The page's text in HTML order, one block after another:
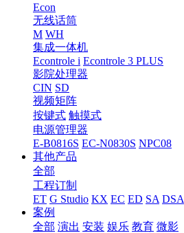
Econ
无线话筒
M WH
集成一体机
Econtrole i Econtrole 3 PLUS
影院处理器
CIN SD
视频矩阵
按键式 触摸式
电源管理器
E-B0816S EC-N0830S NPC08
其他产品
全部
工程订制
ET G Studio KX EC ED SA DSA
案例
全部 演出 安装 娱乐 教育 微影